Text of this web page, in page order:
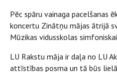
Pēc spāru vainaga pacelšanas
koncertu Zinātņu mājas ātrijā
Mūzikas vidusskolas
LU Rakstu māja ir daļa no LU
attīstības posma un tā būs